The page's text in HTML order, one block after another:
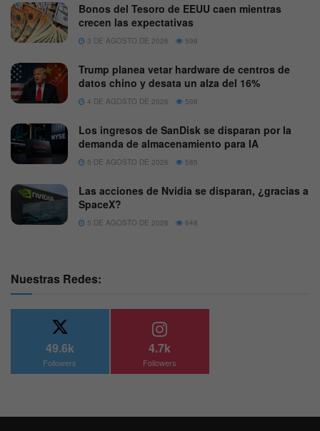
Bonos del Tesoro de EEUU caen mientras
crecen las expectativas
3 DE AGOSTO DE 2026 598
Trump planea vetar hardware de centros de
datos chino y desata un alza del 16%
4 DE AGOSTO DE 2026 598
Los ingresos de SanDisk se disparan por la
demanda de almacenamiento para IA
5 DE AGOSTO DE 2026 585
Las acciones de Nvidia se disparan, ¿gracias a
SpaceX?
5 DE AGOSTO DE 2026 648
Nuestras Redes:
49.6k
Followers
4.7k
Followers